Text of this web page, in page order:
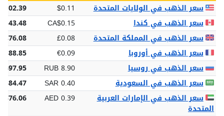
سعر الذهب في الولايات المتحدة
$0.11
$102.39
سعر الذهب في كندا
CA$0.15
سعر الذهب في المملكة المتحدة
£0.08
£76.08
سعر الذهب في أوروبا
€0.09
€88.85
سعر الذهب في روسيا
RUB 8.90
سعر الذهب في السعودية
SAR 0.40
384.47
سعر الذهب في الإمارات العربية
المتحدة
AED 0.39
376.06